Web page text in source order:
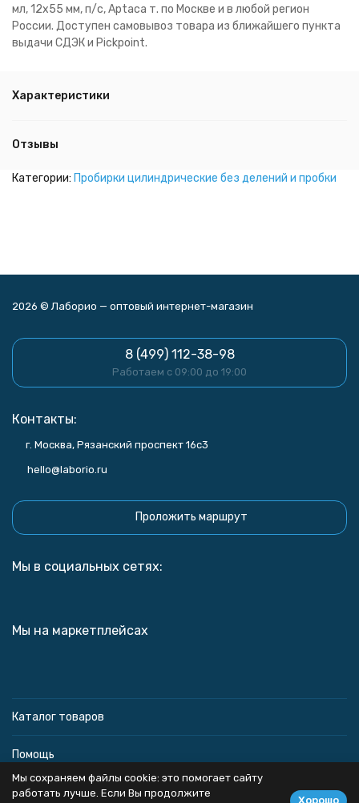
мл, 12х55 мм, п/с, Aptaca т. по Москве и в любой регион
России. Доступен самовывоз товара из ближайшего пункта
выдачи СДЭК и Pickpoint.
Характеристики
Отзывы
Категории: Пробирки цилиндрические без делений и пробки
2026 © Лаборио — оптовый интернет-магазин
8 (499) 112-38-98
Работаем с 09:00 до 19:00
Контакты:
г. Москва, Рязанский проспект 16с3
hello@laborio.ru
Проложить маршрут
Мы в социальных сетях:
Мы на маркетплейсах
Каталог товаров
Помощь
Информация
Мы сохраняем файлы cookie: это помогает сайту
работать лучше. Если Вы продолжите
Хорошо